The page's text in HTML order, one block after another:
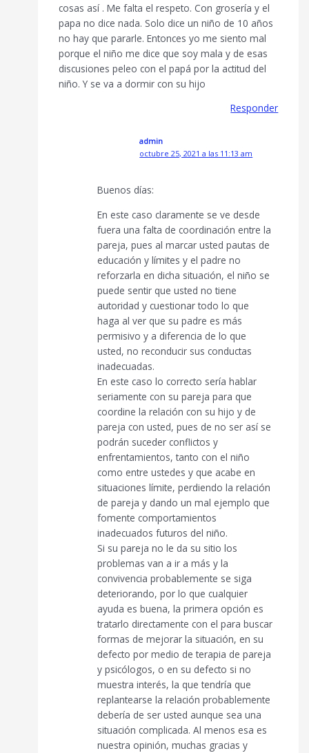
cosas así . Me falta el respeto. Con grosería y el
papa no dice nada. Solo dice un niño de 10 años
no hay que pararle. Entonces yo me siento mal
porque el niño me dice que soy mala y de esas
discusiones peleo con el papá por la actitud del
niño. Y se va a dormir con su hijo
Responder
admin
octubre 25, 2021 a las 11:13 am
Buenos días:
En este caso claramente se ve desde
fuera una falta de coordinación entre la
pareja, pues al marcar usted pautas de
educación y límites y el padre no
reforzarla en dicha situación, el niño se
puede sentir que usted no tiene
autoridad y cuestionar todo lo que
haga al ver que su padre es más
permisivo y a diferencia de lo que
usted, no reconducir sus conductas
inadecuadas.
En este caso lo correcto sería hablar
seriamente con su pareja para que
coordine la relación con su hijo y de
pareja con usted, pues de no ser así se
podrán suceder conflictos y
enfrentamientos, tanto con el niño
como entre ustedes y que acabe en
situaciones límite, perdiendo la relación
de pareja y dando un mal ejemplo que
fomente comportamientos
inadecuados futuros del niño.
Si su pareja no le da su sitio los
problemas van a ir a más y la
convivencia probablemente se siga
deteriorando, por lo que cualquier
ayuda es buena, la primera opción es
tratarlo directamente con el para buscar
formas de mejorar la situación, en su
defecto por medio de terapia de pareja
y psicólogos, o en su defecto si no
muestra interés, la que tendría que
replantearse la relación probablemente
debería de ser usted aunque sea una
situación complicada. Al menos esa es
nuestra opinión, muchas gracias y